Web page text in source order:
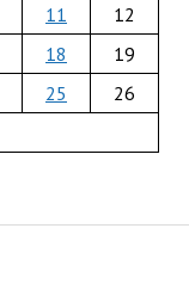
11
12
18
19
25
26